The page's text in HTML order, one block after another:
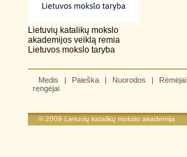
Lietuvių katalikų mokslo
akademijos veiklą remia
Lietuvos mokslo taryba
Medis | Paieška | Nuorodos | Rėmėjai
rengėjai
© 2009 Lietuvių katalikų mokslo akademija